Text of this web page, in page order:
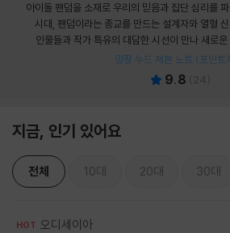
아이돌 팬덤을 소재로 우리의 믿음과 집단 심리를
시대, 팬덤이라는 종교를 만드는 설계자와 열혈
인물들과 작가 특유의 대담한 시선이 만나 새로
양장 누드 제본 노트 (포인트
9.8 24
지금, 인기 있어요
전체 10대 20대 30대
HOT 오디세이아